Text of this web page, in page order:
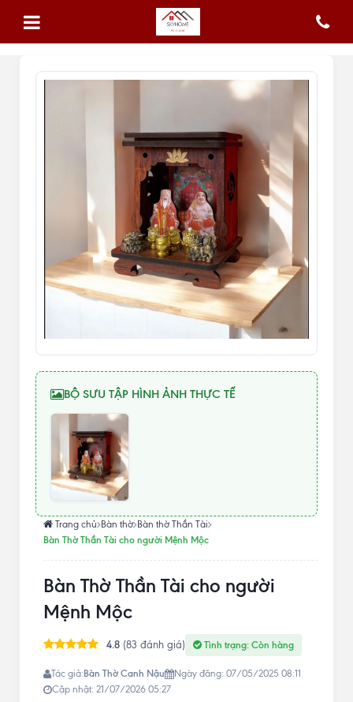
BỘ SƯU TẬP HÌNH ẢNH THỰC TẾ
Trang chủ Bàn thờ Bàn thờ Thần Tài
Bàn Thờ Thần Tài cho người Mệnh Mộc
Bàn Thờ Thần Tài cho người
Mệnh Mộc
4.8 (83 đánh giá) Tình trạng: Còn hàng
Tác giả:Bàn Thờ Canh Nậu
Ngày đăng: 07/05/2025 08:11
Cập nhật: 21/07/2026 05:27